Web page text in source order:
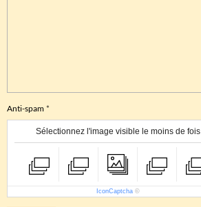
Anti-spam
Sélectionnez l'image visible le moins de fois
IconCaptcha ©